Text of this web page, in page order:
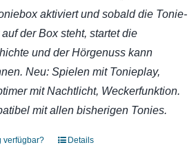
aktiviert und sobald die Tonie-
der Box steht, startet die
und der Hörgenuss kann
Neu: Spielen mit Tonieplay,
mit Nachtlicht, Weckerfunktion.
mit allen bisherigen Tonies.
verfügbar? Details